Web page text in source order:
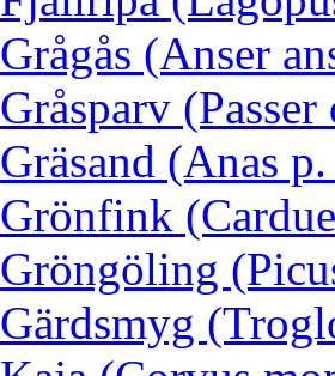
Grågås (Anser
Gråsparv
Gräsand (Anas
Grönfink
Gröngöling
Gärdsmyg